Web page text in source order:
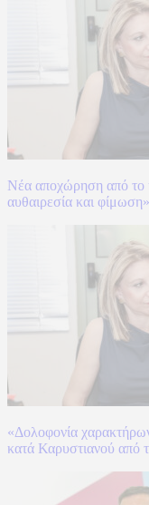
Νέα αποχώρηση από το
αυθαιρεσία και
«Δολοφονία
κατά Καρυστιανού από